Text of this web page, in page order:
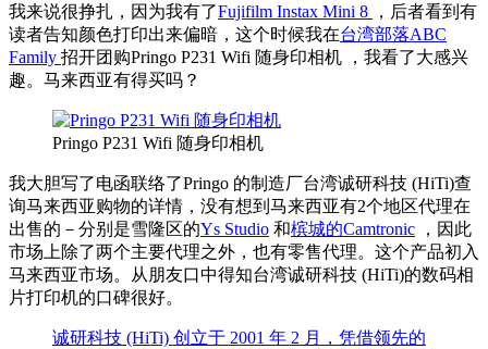
我来说很挣扎，因为我有了Fujifilm Instax Mini 8
，后者看到有
读者告知颜色打印出来偏暗，这个时候我在台湾部落ABC
Family 招开团购Pringo P231 Wifi 随身印相机 ，我看了大感兴
趣。马来西亚有得买吗？
Pringo P231 Wifi 随身印相机
我大胆写了电函联络了Pringo 的制造厂台湾诚研科技 (HiTi)查
询马来西亚购物的详情，没有想到马来西亚有2个地区代理在
出售的－分别是雪隆区的Ys Studio 和槟城的Camtronic ，因此
市场上除了两个主要代理之外，也有零售代理。这个产品初入
马来西亚市场。从朋友口中得知台湾诚研科技 (HiTi)的数码相
片打印机的口碑很好。
诚研科技 (HiTi) 创立于 2001 年 2 月，凭借领先的